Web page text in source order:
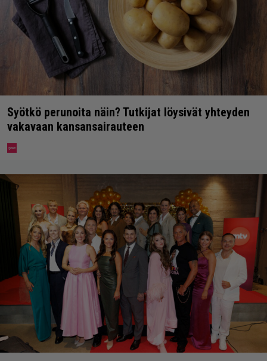
Syötkö perunoita näin? Tutkijat löysivät yhteyden
vakavaan kansansairauteen